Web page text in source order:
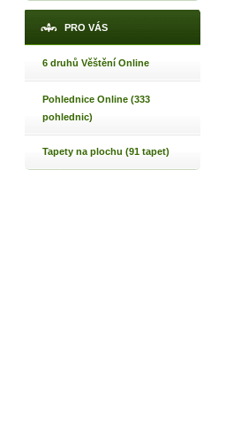
PRO VÁS
6 druhů Věštění Online
Pohlednice Online (333
pohlednic)
Tapety na plochu (91 tapet)